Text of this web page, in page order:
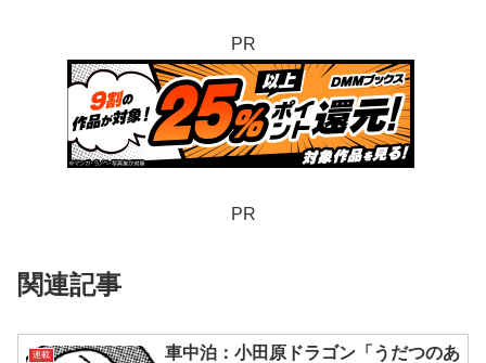
PR
PR
関連記事
連載
車中泊：小田原ドラゴン「うだつのあ